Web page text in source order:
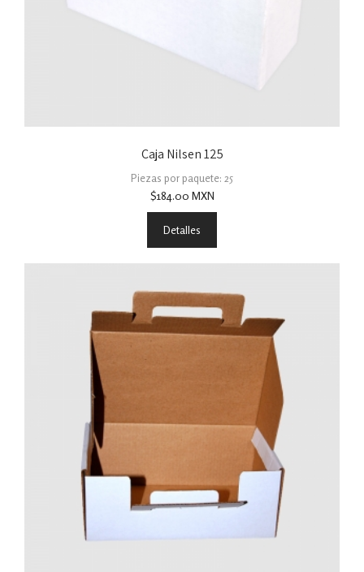
Caja Nilsen 125
Piezas por paquete: 25
$184.00 MXN
Detalles